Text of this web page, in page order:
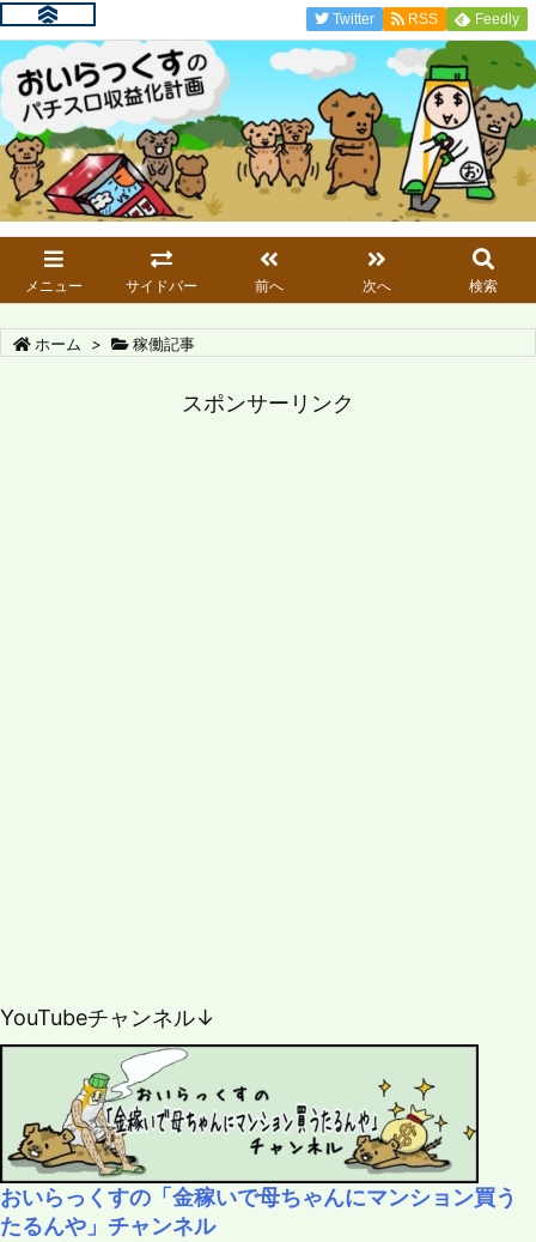
メニュー サイドバー 前へ 次へ 検索
Twitter RSS Feedly
ホーム > 稼働記事
スポンサーリンク
YouTubeチャンネル↓
おいらっくすの「金稼いで母ちゃんにマンション買う
たるんや」チャンネル